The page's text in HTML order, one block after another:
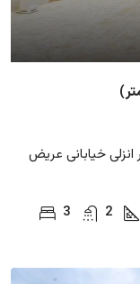
انزلی خیابانی عریض
3
2